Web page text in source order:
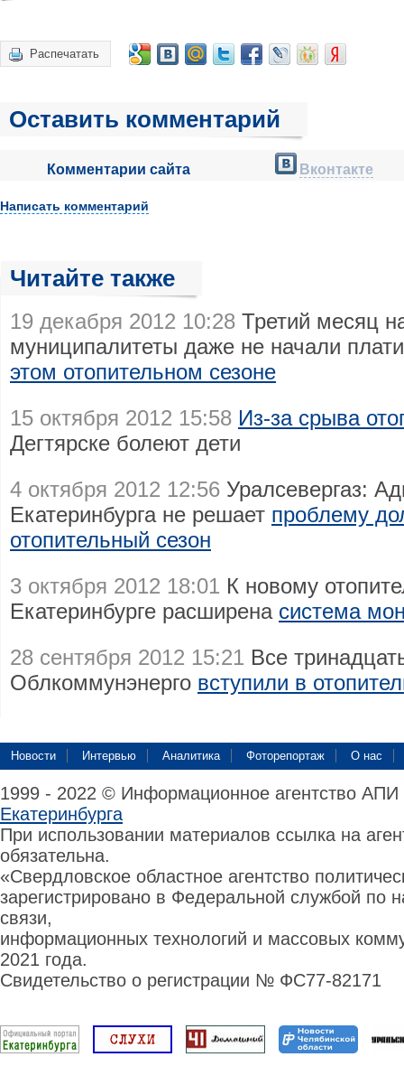
Распечатать
Оставить комментарий
Комментарии сайта Вконтакте
Написать комментарий
Читайте также
19 декабря 2012 10:28 Третий месяц
муниципалитеты даже не начали
этом отопительном сезоне
15 октября 2012 15:58 Из-за срыва
Дегтярске болеют дети
4 октября 2012 12:56 Уралсевергаз:
Екатеринбурга не решает проблему
отопительный сезон
3 октября 2012 18:01 К новому
Екатеринбурге расширена система
28 сентября 2012 15:21 Все
Облкоммунэнерго вступили в
Новости Интервью Аналитика Фоторепортаж О нас
1999 - 2022 © Информационное агентство
Екатеринбурга
При использовании материалов ссылка на
обязательна.
«Свердловское областное агентство
зарегистрировано в Федеральной службой по
связи,
информационных технологий и массовых
2021 года.
Свидетельство о регистрации № ФС77-82171